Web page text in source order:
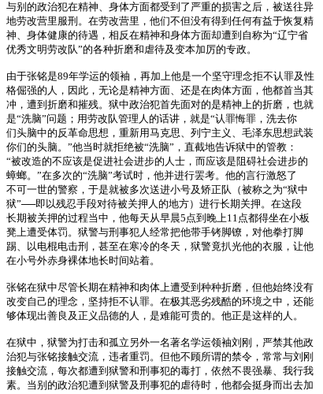
与别的政治犯在精神、身体方面都受到了严重的损害之后，被送往异
地劳改营里服刑。在劳改营里，他们不但没有得到任何有益于恢复精
神、身体健康的待遇，相反在精神和身体方面却遭到自称为“辽宁省
优秀文明劳改队”的各种折磨和虐待及变本加厉的专政。
由于张铭是89年学运的领袖，再加上他是一个坚守理念拒不认罪及性
格倔强的人，因此，无论是精神方面、还是在肉体方面，他都首当其
冲，遭到折磨和摧残。狱中政治犯首先面对的是精神上的折磨，也就
是“洗脑”问题；用劳改队管理人的话讲，就是“认罪悔罪，洗去你
们头脑中的反革命思想，重新用马克思、列宁主义、毛泽东思想武装
你们的头脑。”他当时就拒绝被“洗脑”，直截地告诉狱中的管教：
“被改造的不应该是促进社会进步的人士，而应该是阻碍社会进步的
蟑螂。”在多次的“洗脑”考试时，他并进行罢考。他的言行激怒了
不可一世的警察，于是就被多次送进小号及矫正队（被称之为“狱中
狱”──即以残忍手段对待被关押人的地方）进行长期关押。在这段
长期被关押的过程当中，他每天从早晨5点到晚上11点都得坐在小板
凳上遭受体罚。狱警与刑事犯人经常把他带手铐脚镣，对他拳打脚
踢、以电棍电击刑，甚至在寒冷的冬天，狱警竟扒光他的衣服，让他
在小号外赤身裸体地长时间站着。
张铭在狱中尽管长期在精神和肉体上遭受到种种折磨，但他始终没有
改变自己的理念，坚持拒不认罪。在极其恶劣残酷的环境之中，还能
够体现出善良及正义品德的人，是难能可贵的。他正是这样的人。
在狱中，狱警为打击和孤立另外一名著名学运领袖刘刚，严禁其他政
治犯与张铭接触交流，违者重罚。但他不顾所谓的禁令，常常与刘刚
接触交流，每次都遭到狱警和刑事犯的毒打，依然不畏强暴、我行我
素。当别的政治犯遭到狱警及刑事犯的虐待时，他都会挺身而出去加